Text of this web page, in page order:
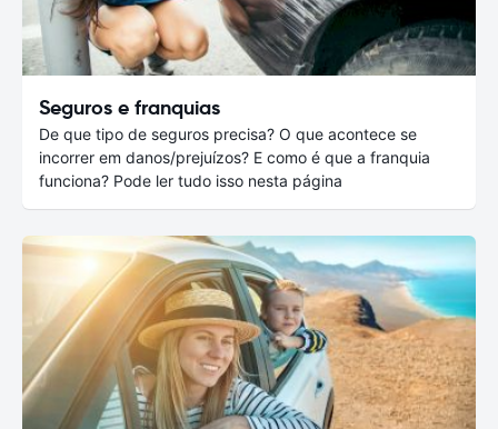
Seguros e franquias
De que tipo de seguros precisa? O que acontece se
incorrer em danos/prejuízos? E como é que a franquia
funciona? Pode ler tudo isso nesta página